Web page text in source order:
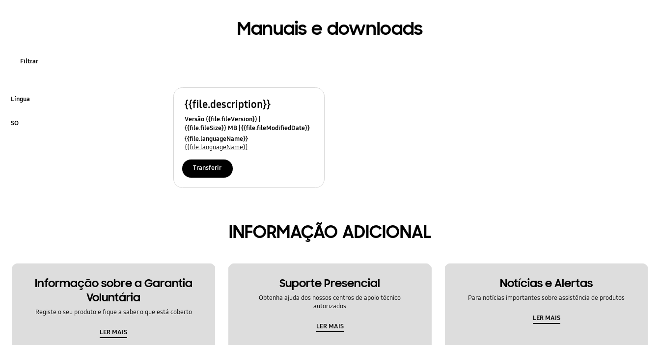
Temperatura
Manuais e downloads
Filtrar
Língua
SO
{{file.description}}
Versão {{file.fileVersion}}
{{file.fileSize}} MB {{file.fileModifiedDate}}
{{file.osNames}}
{{file.languageName}}
{{file.languageName}}
Transferir
INFORMAÇÃO ADICIONAL
Informação sobre a Garantia
Voluntária
Registe o seu produto e fique a saber o que está coberto
LER MAIS
Suporte Presencial
Obtenha ajuda dos nossos centros de apoio técnico
autorizados
LER MAIS
Notícias e Alertas
Para notícias importantes sobre assistência de produtos
LER MAIS